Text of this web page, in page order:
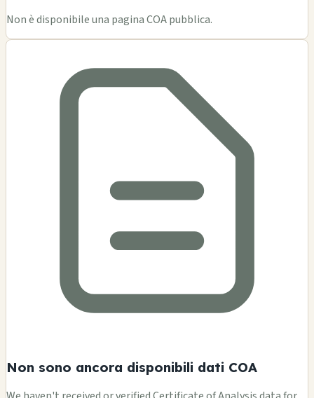
Non è disponibile una pagina COA pubblica.
Non sono ancora disponibili dati COA